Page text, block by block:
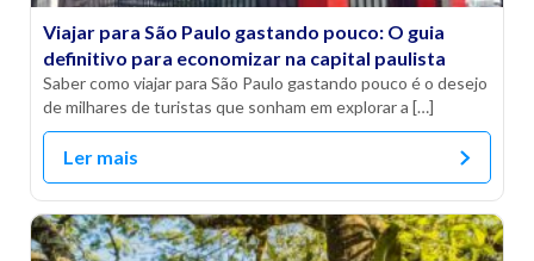
Viajar para São Paulo gastando pouco: O guia
definitivo para economizar na capital paulista
Saber como viajar para São Paulo gastando pouco é o desejo
de milhares de turistas que sonham em explorar a […]
Ler mais